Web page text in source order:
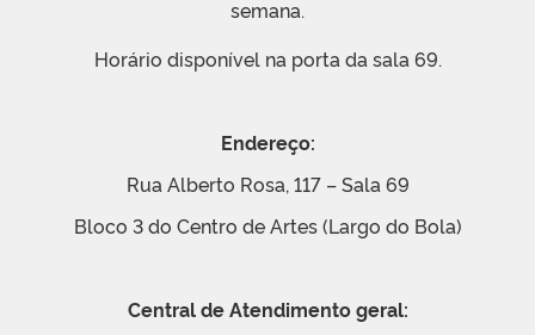
semana.
Horário disponível na porta da sala 69.
Endereço:
Rua Alberto Rosa, 117 –Sala 69
Bloco 3 do Centro de Artes (Largo do Bola)
Central de Atendimento geral: